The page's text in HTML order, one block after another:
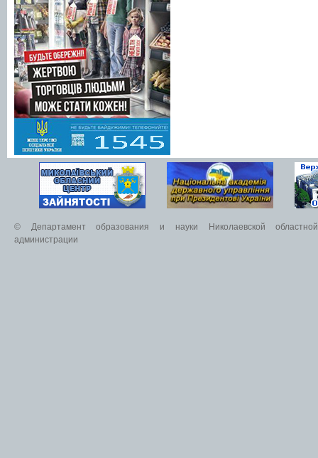
© Департамент образования и науки Николаевской областной
администрации